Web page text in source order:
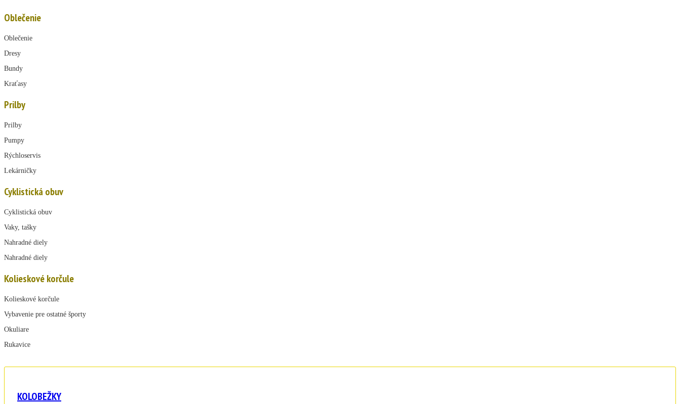
Oblečenie
Oblečenie
Dresy
Bundy
Kraťasy
Prilby
Prilby
Pumpy
Rýchloservis
Lekárničky
Cyklistická obuv
Cyklistická obuv
Vaky, tašky
Nahradné diely
Nahradné diely
Kolieskové korčule
Kolieskové korčule
Vybavenie pre ostatné športy
Okuliare
Rukavice
KOLOBEŽKY